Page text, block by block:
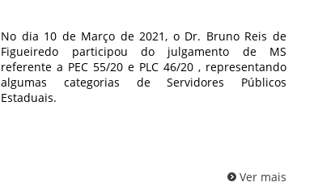
No dia 10 de Março de 2021, o Dr. Bruno Reis de
Figueiredo participou do julgamento de MS
referente a PEC 55/20 e PLC 46/20 , representando
algumas categorias de Servidores Públicos
Estaduais.
Ver mais